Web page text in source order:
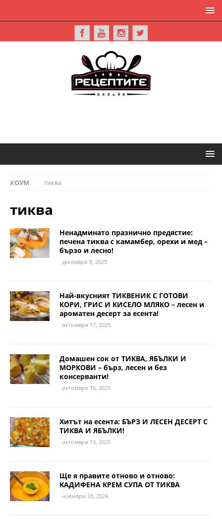
ХОУМ тиква
тиква
Ненадминато празнично предястие:
печена тиква с камамбер, орехи и мед –
бързо и лесно!
декември 8, 2025
Най-вкусният ТИКВЕНИК С ГОТОВИ
КОРИ, ГРИС И КИСЕЛО МЛЯКО – лесен и
ароматен десерт за есента!
октомври 17, 2025
Домашен сок от ТИКВА, ЯБЪЛКИ И
МОРКОВИ – бърз, лесен и без
консерванти!
октомври 15, 2025
Хитът на есента: БЪРЗ И ЛЕСЕН ДЕСЕРТ С
ТИКВА И ЯБЪЛКИ!
октомври 13, 2025
Ще я правите отново и отново:
КАДИФЕНА КРЕМ СУПА ОТ ТИКВА
ноември 28, 2024